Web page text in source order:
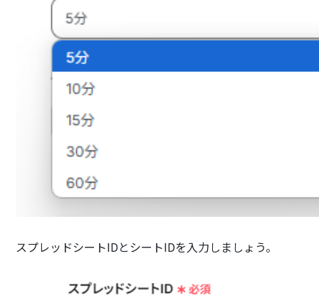
スプレッドシートIDとシートIDを入力しましょう。